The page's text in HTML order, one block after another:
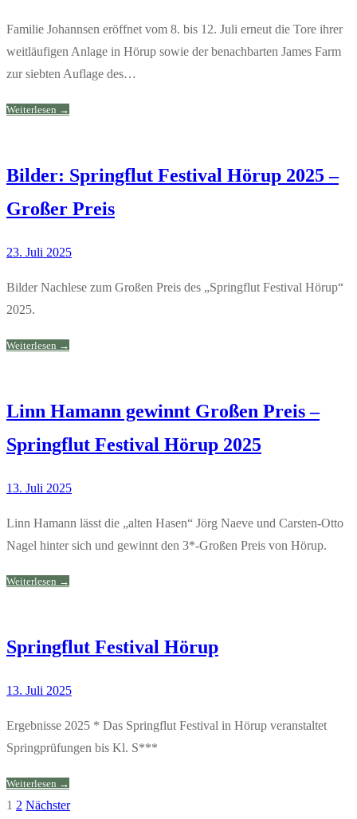
Familie Johannsen eröffnet vom 8. bis 12. Juli erneut die Tore ihrer
weitläufigen Anlage in Hörup sowie der benachbarten James Farm
zur siebten Auflage des…
Weiterlesen →
Bilder: Springflut Festival Hörup 2025 –
Großer Preis
23. Juli 2025
Bilder Nachlese zum Großen Preis des „Springflut Festival Hörup“
2025.
Weiterlesen →
Linn Hamann gewinnt Großen Preis –
Springflut Festival Hörup 2025
13. Juli 2025
Linn Hamann lässt die „alten Hasen“ Jörg Naeve und Carsten-Otto
Nagel hinter sich und gewinnt den 3*-Großen Preis von Hörup.
Weiterlesen →
Springflut Festival Hörup
13. Juli 2025
Ergebnisse 2025 * Das Springflut Festival in Hörup veranstaltet
Springprüfungen bis Kl. S***
Weiterlesen →
Seitennummerierung
1 2 Nächster